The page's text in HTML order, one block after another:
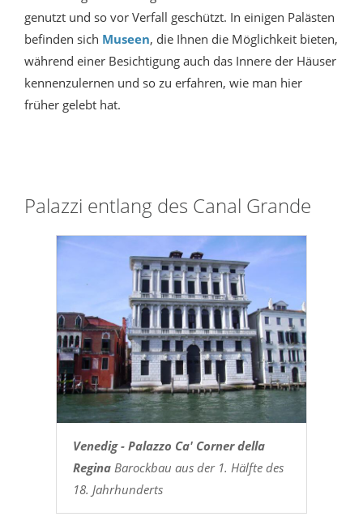
genutzt und so vor Verfall geschützt. In einigen Palästen
befinden sich Museen, die Ihnen die Möglichkeit bieten,
während einer Besichtigung auch das Innere der Häuser
kennenzulernen und so zu erfahren, wie man hier
früher gelebt hat.
Palazzi entlang des Canal Grande
Venedig - Palazzo Ca' Corner della
ReginaBarockbau aus der 1. Hälfte des
18. Jahrhunderts